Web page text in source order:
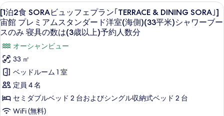
べ
て
の
写
真
を
表
示
以
上)
予
約
人
数
分
の
す
約
人
数
分
の
詳
細
ア
ス
イ
ー
ト
洋
室
(海
ュ
ニ
ア
ス
ー
ト
洋
室
(海
側)
7-
9F(71sqm)
&
DINING
SORA｣]
宙
館
デ
ラ
ッ
ュ
ッ
フ
ェ
プ
ラ
ン
｢TERRACE
&
DINING
SORA｣]
宙
[1
泊
2
食
SORA
ビ
ュ
ッ
フ
15
[1泊2食 SORAビュッフェプラン｢TERRACE & DINING SORA｣]
宙館 プレミアムスタンダード洋室(海側)(33平米)シャワーブー
スのみ 寝具の数は(3歳以上)予約人数分
オーシャンビュー
33 ㎡
ベッドルーム 1 室
定員 4 名
セミダブルベッド 2 台およびシングル収納式ベッド 2 台
WiFi (無料)